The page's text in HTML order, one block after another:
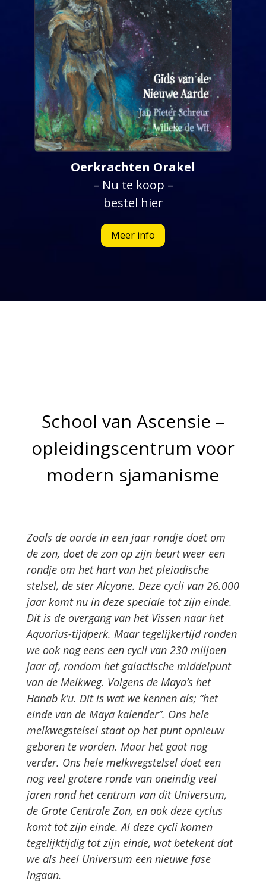
Oerkrachten Orakel
– Nu te koop –
bestel hier
Meer info
School van Ascensie –
opleidingscentrum voor
modern sjamanisme
Zoals de aarde in een jaar rondje doet om
de zon, doet de zon op zijn beurt weer een
rondje om het hart van het pleiadische
stelsel, de ster Alcyone. Deze cycli van 26.000
jaar komt nu in deze speciale tot zijn einde.
Dit is de overgang van het Vissen naar het
Aquarius-tijdperk. Maar tegelijkertijd ronden
we ook nog eens een cycli van 230 miljoen
jaar af, rondom het galactische middelpunt
van de Melkweg. Volgens de Maya’s het
Hanab k’u. Dit is wat we kennen als; “het
einde van de Maya kalender”. Ons hele
melkwegstelsel staat op het punt opnieuw
geboren te worden. Maar het gaat nog
verder. Ons hele melkwegstelsel doet een
nog veel grotere ronde van oneindig veel
jaren rond het centrum van dit Universum,
de Grote Centrale Zon, en ook deze cyclus
komt tot zijn einde. Al deze cycli komen
tegelijktijdig tot zijn einde, wat betekent dat
we als heel Universum een nieuwe fase
ingaan.